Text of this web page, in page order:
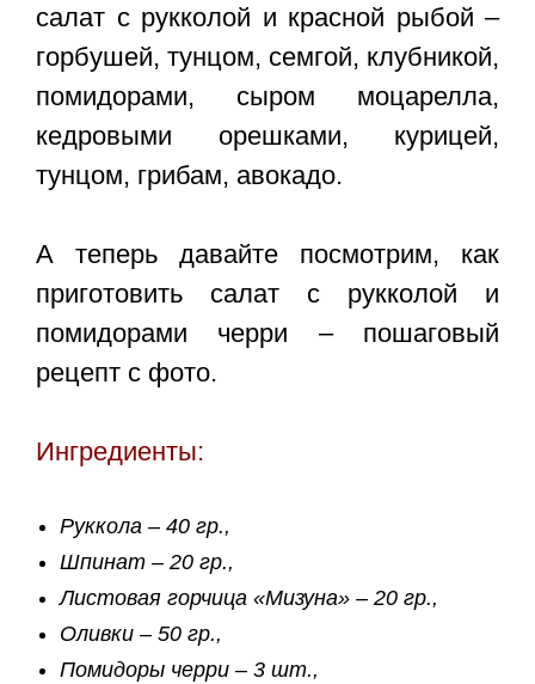
салат с рукколой и красной рыбой –
горбушей, тунцом, семгой, клубникой,
помидорами, сыром моцарелла,
кедровыми орешками, курицей,
тунцом, грибам, авокадо.
А теперь давайте посмотрим, как
приготовить салат с рукколой и
помидорами черри – пошаговый
рецепт с фото.
Ингредиенты:
Руккола – 40 гр.,
Шпинат – 20 гр.,
Листовая горчица «Мизуна» – 20 гр.,
Оливки – 50 гр.,
Помидоры черри – 3 шт.,